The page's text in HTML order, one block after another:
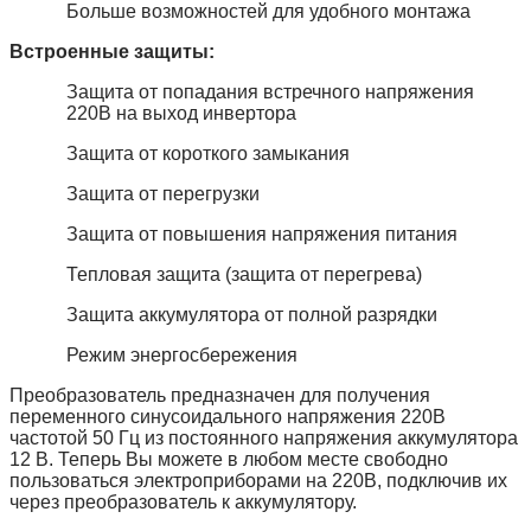
Больше возможностей для удобного монтажа
Встроенные защиты:
Защита от попадания встречного напряжения
220В на выход инвертора
Защита от короткого замыкания
Защита от перегрузки
Защита от повышения напряжения питания
Тепловая защита (защита от перегрева)
Защита аккумулятора от полной разрядки
Режим энергосбережения
Преобразователь предназначен для получения
переменного синусоидального напряжения 220В
частотой 50 Гц из постоянного напряжения аккумулятора
12 В. Теперь Вы можете в любом месте свободно
пользоваться электроприборами на 220В, подключив их
через преобразователь к аккумулятору.